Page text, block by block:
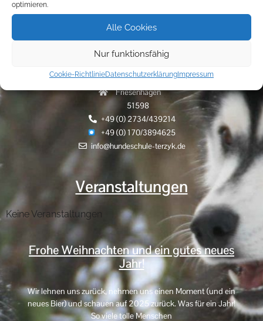
optimieren.
Alle Cookies
Nur funktionsfähig
Cookie-RichtlinieDatenschutzerklärung Impressum
Karte nicht verfügbar
Hundeschule Terzyk
Hammerhöhe 9
Friesenhagen
51598
+49 (0) 2734/439214
+49 (0) 170/3894625
info@hundeschule-terzyk.de
Veranstaltungen
Keine Veranstaltungen
Frohe Weihnachten und ein gutes neues
Jahr!
Wir lehnen uns zurück, nehmen uns einen Moment (und ein
neues Bier) und schauen auf 2025 zurück. Was für ein Jahr!
So viele tolle Menschen